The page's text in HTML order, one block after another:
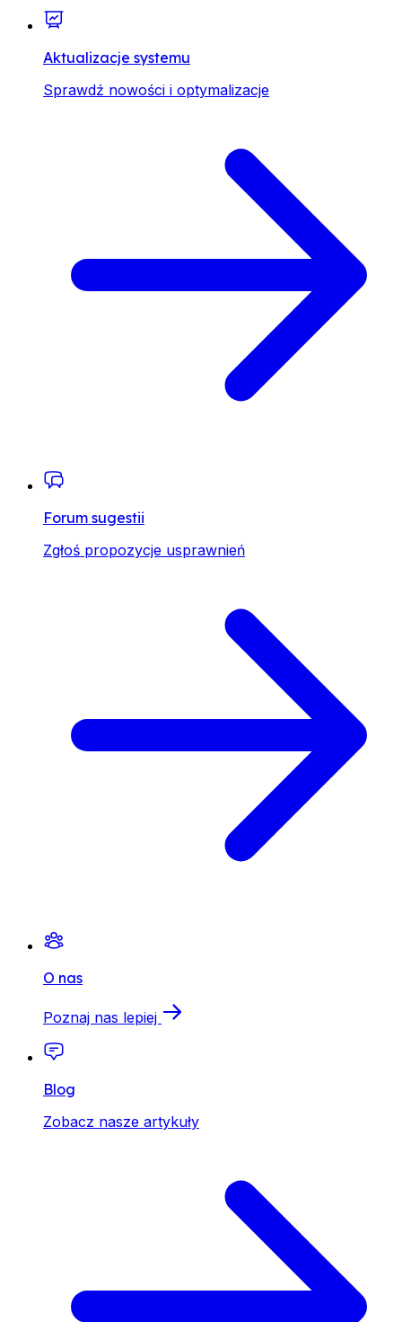
Aktualizacje systemu
Sprawdź nowości i optymalizacje
Forum sugestii
Zgłoś propozycje usprawnień
O nas
Poznaj nas lepiej
Blog
Zobacz nasze artykuły